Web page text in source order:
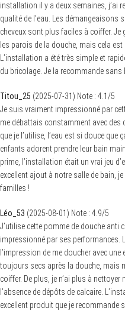
installation il y a deux semaines, j’ai
qualité de l’eau. Les démangeaisons
cheveux sont plus faciles à coiffer.
les parois de la douche, mais cela
L’installation a été très simple et
du bricolage. Je la recommande sans
Titou_25 (2025-07-31) Note : 4.1 /5
Je suis vraiment impressionné par
me débattais constamment avec des
que je l’utilise, l’eau est si douce que
enfants adorent prendre leur bain
prime, l’installation était un vrai jeu
excellent ajout à notre salle de bain,
familles !
Léo_53 (2025-08-01) Note : 4.9/5
J’utilise cette pomme de douche anti
impressionné par ses performances.
l’impression de me doucher avec
toujours secs après la douche, mais
coiffer. De plus, je n’ai plus à
l’absence de dépôts de calcaire.
excellent produit que je recommande